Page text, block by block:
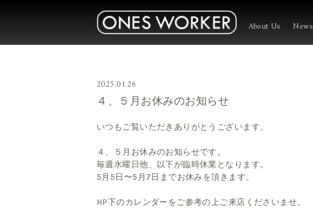
About Us News
2025.01.26
４、５月お休みのお知らせ
いつもご覧いただきありがとうございます。
４、５月お休みのお知らせです。
毎週水曜日他、以下が臨時休業となります。
5月5日〜5月7日までお休みを頂きます。
HP下のカレンダーをご参考の上ご来店くださいませ。